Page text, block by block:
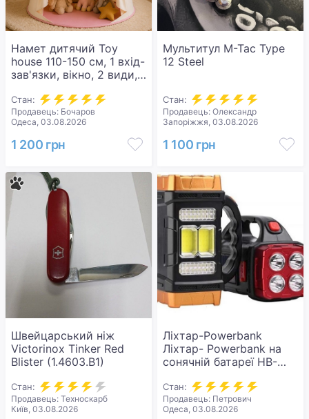
Намет дитячий Toy
house 110-150 см, 1 вхід-
зав'язки, вікно, 2 види,
Стан:
Продавець: Бочаров
Одеса, 03.08.2026
1 200 грн
Мультитул M-Tac Type
12 Steel
Стан:
Продавець: Олександр
Запоріжжя, 03.08.2026
1 100 грн
Швейцарський ніж
Victorinox Tinker Red
Blister (1.4603.B1)
Стан:
Продавець: Техноскарб
Київ, 03.08.2026
Ліхтар-Powerbank
Ліхтар- Powerbank на
сонячній батареї HB-
Стан:
Продавець: Петрович
Одеса, 03.08.2026